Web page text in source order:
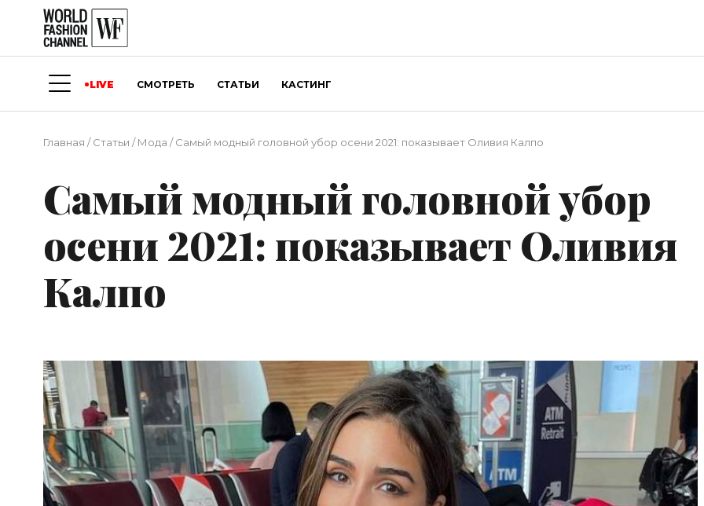
LIVE СМОТРЕТЬ СТАТЬИ КАСТИНГ
Главная /Статьи /Мода /Самый модный головной убор осени 2021: показывает Оливия Калпо
Самый модный головной убор
осени 2021: показывает Оливия
Калпо